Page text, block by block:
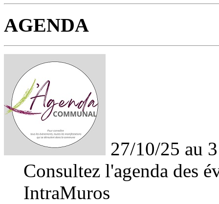
AGENDA
27/10/25 au
Consultez l'agenda des
IntraMuros